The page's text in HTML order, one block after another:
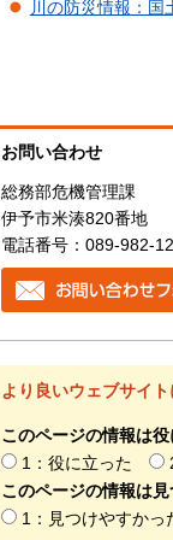
川の防災情報：国
お問い合わせ
総務部危機管理課
伊予市米湊820番地
電話番号：089-982-
より良いウェブサイ
このページの情報は
1：役に立った
このページの情報は
1：見つけやすかっ